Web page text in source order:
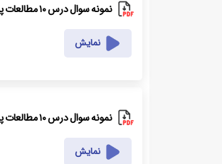
نمونه سوال درس ۱۰ مطالعات پنجم(فایل ۳)
نمایش
نمونه سوال درس ۱۰ مطالعات پنجم(فایل ۴)
نمایش